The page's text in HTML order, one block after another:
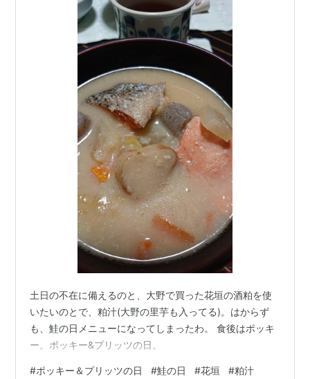
土日の不在に備えるのと、大野で買った花垣の酒粕を使
いたいのとで、粕汁(大野の里芋も入ってる)。はからず
も、鮭の日メニューになってしまったわ。 食後はポッキ
ー。ポッキー&プリッツの日。
#ポッキー＆プリッツの日 #鮭の日 #花垣 #粕汁